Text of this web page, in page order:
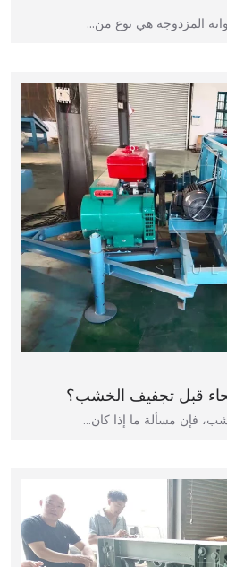
المزدوجة هي نوع من…
قبل تجفيف الخشب؟
فإن مسألة ما إذا كان…